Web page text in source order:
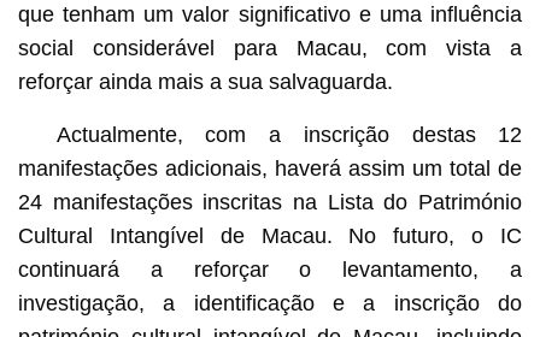
que tenham um valor significativo e uma influência
social considerável para Macau, com vista a
reforçar ainda mais a sua salvaguarda.
Actualmente, com a inscrição destas 12
manifestações adicionais, haverá assim um total de
24 manifestações inscritas na Lista do Património
Cultural Intangível de Macau. No futuro, o IC
continuará a reforçar o levantamento, a
investigação, a identificação e a inscrição do